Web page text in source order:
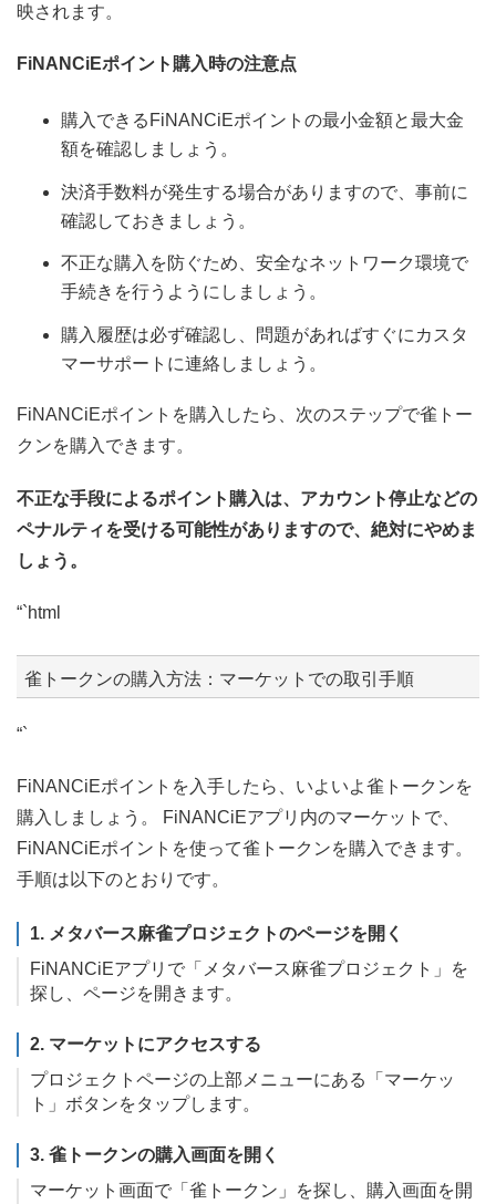
映されます。
FiNANCiEポイント購入時の注意点
購入できるFiNANCiEポイントの最小金額と最大金
額を確認しましょう。
決済手数料が発生する場合がありますので、事前に
確認しておきましょう。
不正な購入を防ぐため、安全なネットワーク環境で
手続きを行うようにしましょう。
購入履歴は必ず確認し、問題があればすぐにカスタ
マーサポートに連絡しましょう。
FiNANCiEポイントを購入したら、次のステップで雀トー
クンを購入できます。
不正な手段によるポイント購入は、アカウント停止などの
ペナルティを受ける可能性がありますので、絶対にやめま
しょう。
“`html
雀トークンの購入方法：マーケットでの取引手順
“`
FiNANCiEポイントを入手したら、いよいよ雀トークンを
購入しましょう。 FiNANCiEアプリ内のマーケットで、
FiNANCiEポイントを使って雀トークンを購入できます。
手順は以下のとおりです。
1. メタバース麻雀プロジェクトのページを開く
FiNANCiEアプリで「メタバース麻雀プロジェクト」を
探し、ページを開きます。
2. マーケットにアクセスする
プロジェクトページの上部メニューにある「マーケッ
ト」ボタンをタップします。
3. 雀トークンの購入画面を開く
マーケット画面で「雀トークン」を探し、購入画面を開